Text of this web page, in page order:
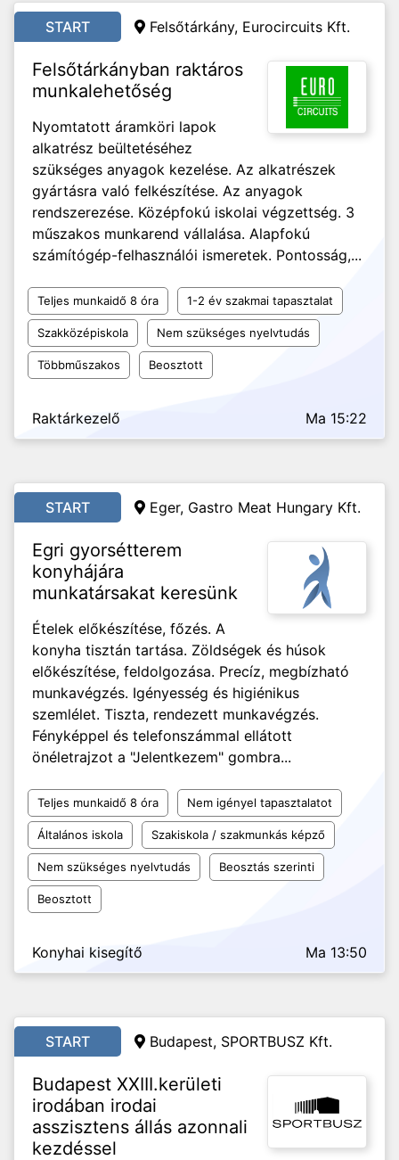
START Felsőtárkány, Eurocircuits Kft.
Felsőtárkányban raktáros
munkalehetőség
Nyomtatott áramköri lapok
alkatrész beültetéséhez
szükséges anyagok kezelése. Az alkatrészek
gyártásra való felkészítése. Az anyagok
rendszerezése. Középfokú iskolai végzettség. 3
műszakos munkarend vállalása. Alapfokú
számítógép-felhasználói ismeretek. Pontosság,...
Teljes munkaidő 8 óra 1-2 év szakmai tapasztalat
Szakközépiskola Nem szükséges nyelvtudás
Többműszakos Beosztott
Raktárkezelő Ma 15:22
START Eger, Gastro Meat Hungary Kft.
Egri gyorsétterem
konyhájára
munkatársakat keresünk
Ételek előkészítése, főzés. A
konyha tisztán tartása. Zöldségek és húsok
előkészítése, feldolgozása. Precíz, megbízható
munkavégzés. Igényesség és higiénikus
szemlélet. Tiszta, rendezett munkavégzés.
Fényképpel és telefonszámmal ellátott
önéletrajzot a "Jelentkezem" gombra...
Teljes munkaidő 8 óra Nem igényel tapasztalatot
Általános iskola Szakiskola / szakmunkás képző
Nem szükséges nyelvtudás Beosztás szerinti
Beosztott
Konyhai kisegítő Ma 13:50
START Budapest, SPORTBUSZ Kft.
Budapest XXIII.kerületi
irodában irodai
asszisztens állás azonnali
kezdéssel